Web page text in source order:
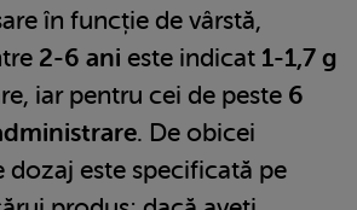
în funcție de vârstă,
2-6 ani este indicat 1-1,7 g
iar pentru cei de peste 6
. De obicei
este specificată pe